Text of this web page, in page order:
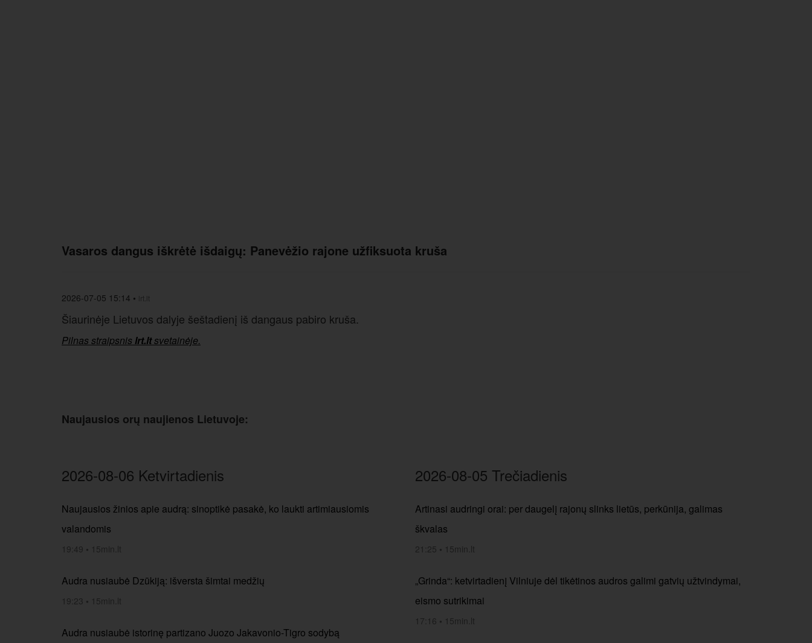
Vasaros dangus iškrėtė išdaigų: Panevėžio rajone užfiksuota kruša
2026-07-05 15:14 • lrt.lt
Šiaurinėje Lietuvos dalyje šeštadienį iš dangaus pabiro kruša.
Pilnas straipsnis lrt.ltsvetainėje.
Naujausios orų naujienos Lietuvoje:
2026-08-06 Ketvirtadienis
Naujausios žinios apie audrą: sinoptikė pasakė, ko laukti artimiausiomis
valandomis
19:49 • 15min.lt
Audra nusiaubė Dzūkiją: išversta šimtai medžių
19:23 • 15min.lt
Audra nusiaubė istorinę partizano Juozo Jakavonio-Tigro sodybą
2026-08-05 Trečiadienis
Artinasi audringi orai: per daugelį rajonų slinks lietūs, perkūnija, galimas
škvalas
21:25 • 15min.lt
„Grinda“: ketvirtadienį Vilniuje dėl tikėtinos audros galimi gatvių užtvindymai,
eismo sutrikimai
17:16 • 15min.lt